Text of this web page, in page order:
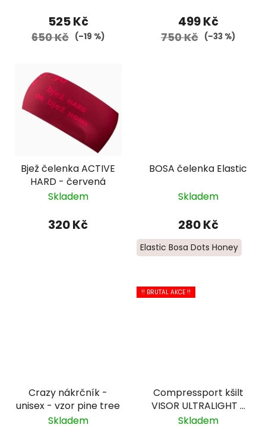
525 Kč
650 Kč (–19 %)
499 Kč
750 Kč (–33 %)
Bjež čelenka ACTIVE
HARD - červená
Skladem
320 Kč
BOSA čelenka Elastic
Skladem
280 Kč
Elastic Bosa Dots Honey
Crazy nákrčník -
unisex - vzor pine tree
Skladem
!! BRUTAL AKCE !!
Compressport kšilt
VISOR ULTRALIGHT -
zelená
Skladem